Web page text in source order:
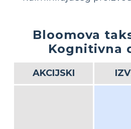
Bloomova
Kognitivna
AKCIJSKI